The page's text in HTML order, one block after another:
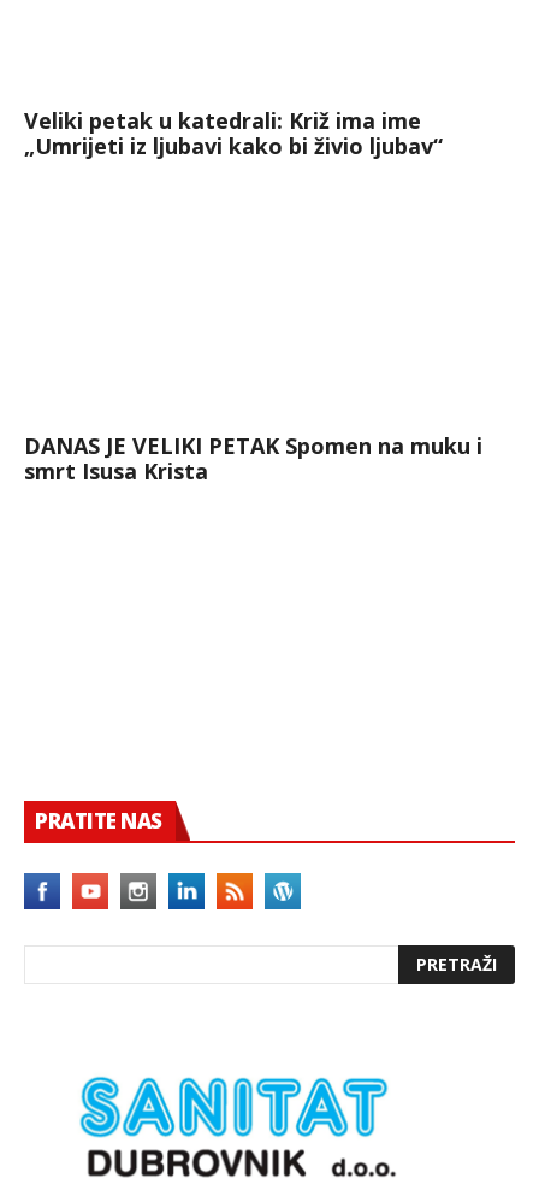
Veliki petak u katedrali: Križ ima ime
„Umrijeti iz ljubavi kako bi živio ljubav“
DANAS JE VELIKI PETAK Spomen na muku i
smrt Isusa Krista
PRATITE NAS